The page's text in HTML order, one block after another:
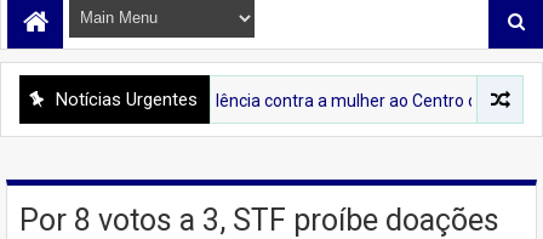
Notícias Urgentes
o combate à violência contra a mulher ao Centro de Abastecimento
Por 8 votos a 3, STF proíbe doações